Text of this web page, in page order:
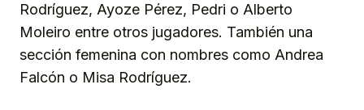
Rodríguez, Ayoze Pérez, Pedri o Alberto
Moleiro entre otros jugadores. También una
sección femenina con nombres como Andrea
Falcón o Misa Rodríguez.